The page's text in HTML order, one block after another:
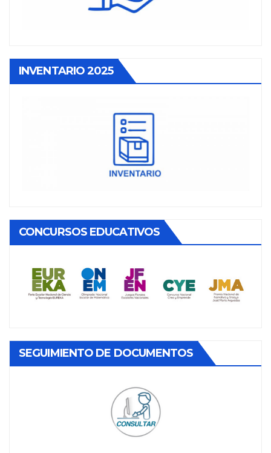
INVENTARIO 2025
CONCURSOS EDUCATIVOS
SEGUIMIENTO DE DOCUMENTOS